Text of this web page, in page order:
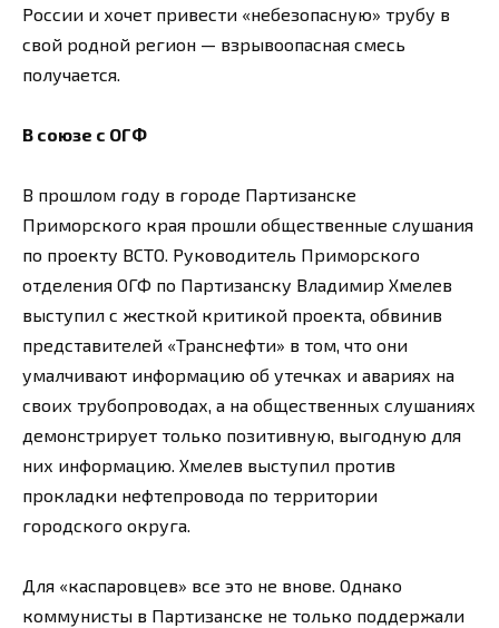
России и хочет привести «небезопасную» трубу в
свой родной регион — взрывоопасная смесь
получается.
В союзе с ОГФ
В прошлом году в городе Партизанске
Приморского края прошли общественные слушания
по проекту ВСТО. Руководитель Приморского
отделения ОГФ по Партизанску Владимир Хмелев
выступил с жесткой критикой проекта, обвинив
представителей «Транснефти» в том, что они
умалчивают информацию об утечках и авариях на
своих трубопроводах, а на общественных слушаниях
демонстрирует только позитивную, выгодную для
них информацию. Хмелев выступил против
прокладки нефтепровода по территории
городского округа.
Для «каспаровцев» все это не внове. Однако
коммунисты в Партизанске не только поддержали